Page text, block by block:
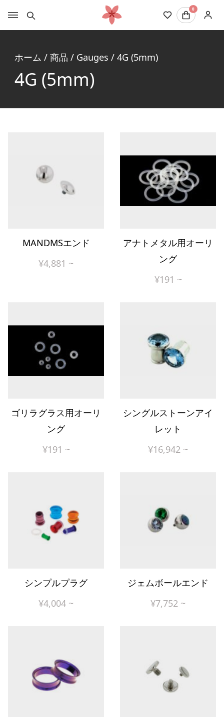
0
ホーム / 商品 / Gauges / 4G (5mm)
4G (5mm)
MANDMSエンド
¥4,881 ~
アナトメタル用オーリ
ング
¥191 ~
ゴリラグラス用オーリ
ング
¥191 ~
シングルストーンアイ
レット
¥16,942 ~
シンプルプラグ
¥4,004 ~
ジェムボールエンド
¥7,752 ~